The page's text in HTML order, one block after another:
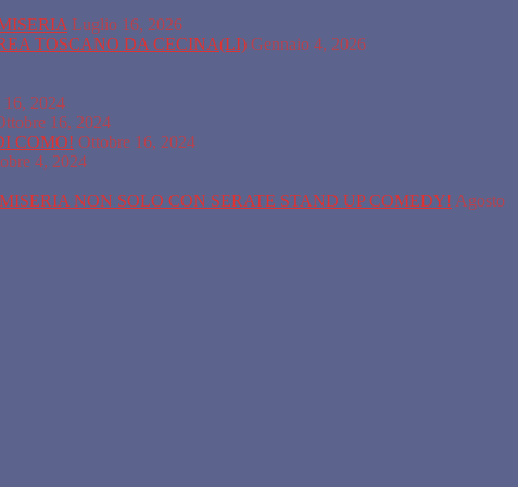
Luglio 16, 2026
TOSCANO DA CECINA(LI) Gennaio 4, 2026
16, 2024
16, 2024
COMO! Ottobre 16, 2024
4, 2024
NON SOLO CON SERATE STAND UP COMEDY! Agosto